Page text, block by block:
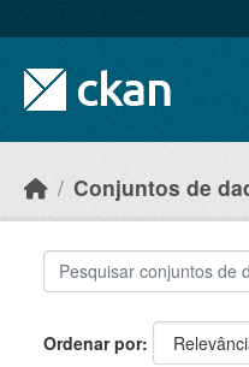
Conjuntos de
Ordenar por